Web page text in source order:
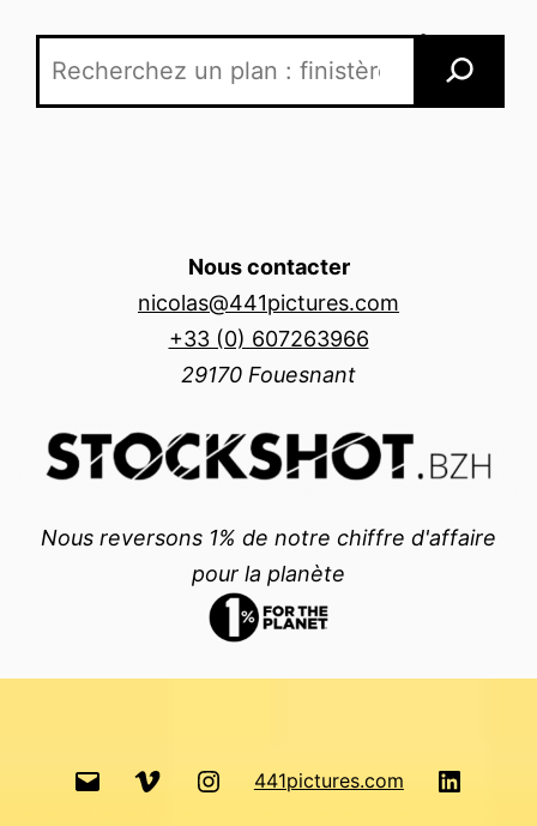
Recherche par mots-clés
Nous contacter
nicolas@441pictures.com
+33 (0) 607263966
29170 Fouesnant
Nous reversons 1% de notre chiffre d'affaire
pour la planète
email Vimeo Instagram
441pictures.com